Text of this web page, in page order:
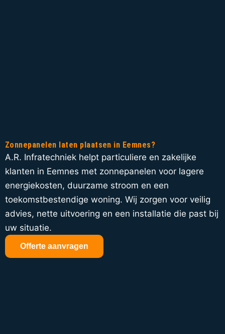
Zonnepanelen laten plaatsen in Eemnes?
A.R. Infratechniek helpt particuliere en zakelijke
klanten in Eemnes met zonnepanelen voor lagere
energiekosten, duurzame stroom en een
toekomstbestendige woning. Wij zorgen voor veilig
advies, nette uitvoering en een installatie die past bij
uw situatie.
Offerte aanvragen